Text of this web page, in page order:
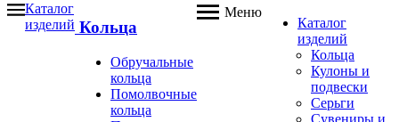
Каталог
изделий Кольца
Обручальные
кольца
Помолвочные
кольца
Меню
Каталог
изделий
Кольца
Кулоны и
подвески
Серьги